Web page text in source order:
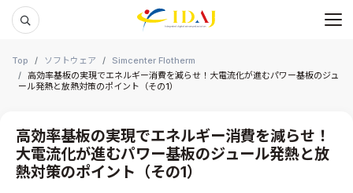
メ
Top ソフトウェア
Simcenter Flotherm
高効率基板の実現でエネルギー消費を減らせ！大電流化が進むパワー基板のジュ
ール発熱と放熱対策のポイント（その1）
高効率基板の実現でエネルギー消費を減らせ！
大電流化が進むパワー基板のジュール発熱と放
熱対策のポイント（その1）